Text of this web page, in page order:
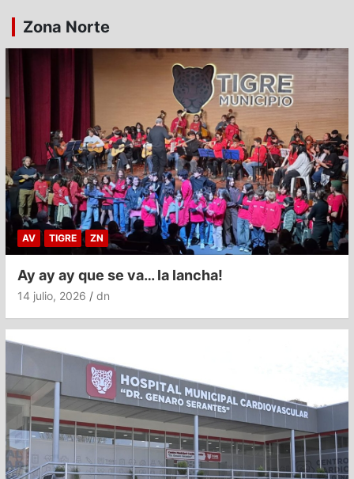
Zona Norte
AV TIGRE ZN
Ay ay ay que se va… la lancha!
14 julio, 2026 dn